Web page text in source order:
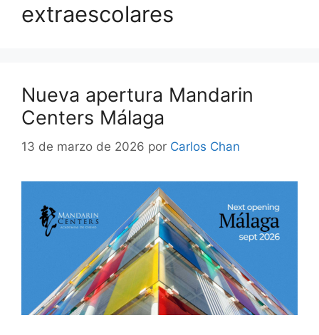
extraescolares
Nueva apertura Mandarin
Centers Málaga
13 de marzo de 2026 por Carlos Chan